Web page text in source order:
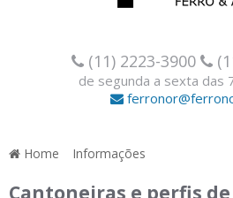
(11) 2223-3900
de segunda a sexta das
Home Informações
Cantoneiras e perfis de